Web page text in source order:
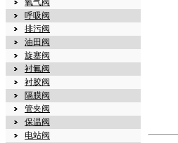
氧气阀
呼吸阀
排污阀
油田阀
旋塞阀
衬氟阀
衬胶阀
隔膜阀
管夹阀
保温阀
电站阀